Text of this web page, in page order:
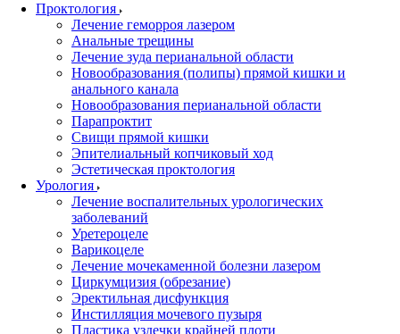
Проктология
Лечение геморроя лазером
Анальные трещины
Лечение зуда перианальной области
Новообразования (полипы) прямой кишки и
анального канала
Новообразования перианальной области
Парапроктит
Свищи прямой кишки
Эпителиальный копчиковый ход
Эстетическая проктология
Урология
Лечение воспалительных урологических
заболеваний
Уретероцеле
Варикоцеле
Лечение мочекаменной болезни лазером
Циркумцизия (обрезание)
Эректильная дисфункция
Инстилляция мочевого пузыря
Пластика уздечки крайней плоти